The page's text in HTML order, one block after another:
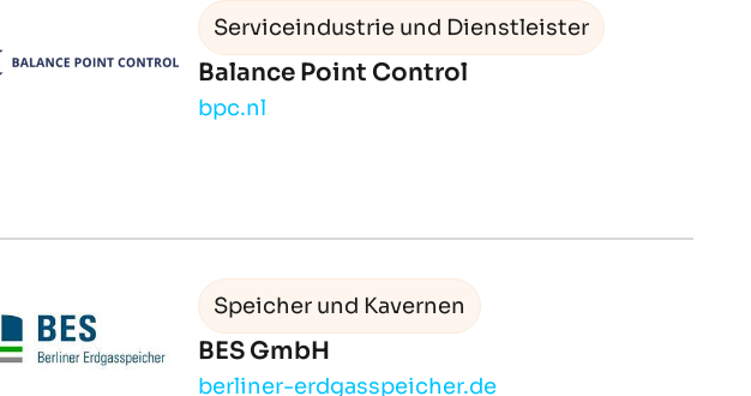
Serviceindustrie und Dienstleister
Balance Point Control
bpc.nl
Speicher und Kavernen
BES GmbH
berliner-erdgasspeicher.de